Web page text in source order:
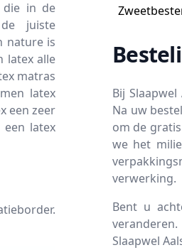
die in de
juiste
nature is
latex alle
matras
latex
een zeer
latex
Bij
Na uw
om de
we het
verwerking.
Bent u
Slaapwel